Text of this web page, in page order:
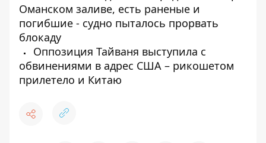
Оманском заливе, есть раненые и
погибшие - судно пыталось прорвать
блокаду
Оппозиция Тайваня выступила с
обвинениями в адрес США – рикошетом
прилетело и Китаю